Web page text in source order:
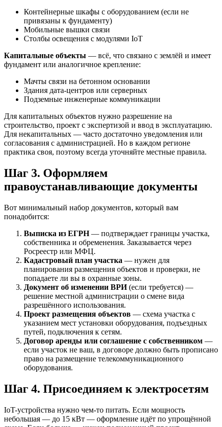
Контейнерные шкафы с оборудованием (если не
привязаны к фундаменту)
Мобильные вышки связи
Столбы освещения с модулями IoT
Капитальные объекты — всё, что связано с землёй и имеет
фундамент или аналогичное крепление:
Мачты связи на бетонном основании
Здания дата-центров или серверных
Подземные инженерные коммуникации
Для капитальных объектов нужно разрешение на
строительство, проект с экспертизой и ввод в эксплуатацию.
Для некапитальных — часто достаточно уведомления или
согласования с администрацией. Но в каждом регионе
практика своя, поэтому всегда уточняйте местные правила.
Шаг 3. Оформляем
правоустанавливающие документы
Вот минимальный набор документов, который вам
понадобится:
Выписка из ЕГРН— подтверждает границы участка,
собственника и обременения. Заказывается через
Росреестр или МФЦ.
Кадастровый план участка — нужен для
планирования размещения объектов и проверки, не
попадаете ли вы в охранные зоны.
Документ об изменении ВРИ(если требуется) —
решение местной администрации о смене вида
разрешённого использования.
Проект размещения объектов — схема участка с
указанием мест установки оборудования, подъездных
путей, подключения к сетям.
Договор аренды или соглашение с собственником —
если участок не ваш, в договоре должно быть прописано
право на размещение телекоммуникационного
оборудования.
Шаг 4. Присоединяем к электросетям
IoT-устройства нужно чем-то питать. Если мощность
небольшая — до 15 кВт — оформление идёт по упрощённой